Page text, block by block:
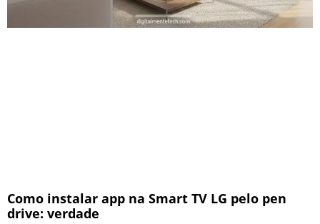
Como instalar app na Smart TV LG pelo pen
drive: verdade